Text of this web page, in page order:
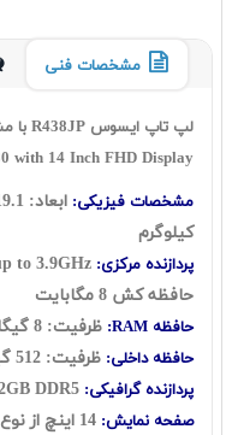
مشخصات فنی
with 14 Inch FHD Display
مشخصات فیزیکی:
کیلوگرم
پردازنده مرکزی:
حافظه کش 8 مگابایت
حافظه RAM: ظرفیت: 8 گيگابايت - نوع: DDR4
حافظه داخلی: ظرفیت: 512 گیگابایت - نوع: SSD
پردازنده گرافیکی:
صفحه نمایش: